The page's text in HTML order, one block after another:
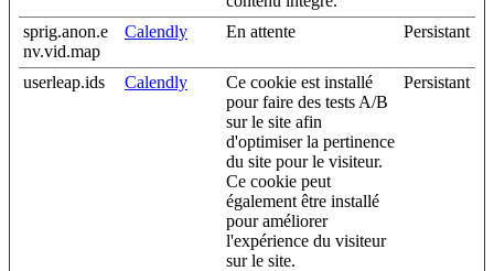
sprig.anon.e
nv.vid.map
Calendly En attente Persistant
userleap.ids Calendly
Ce cookie est installé
pour faire des tests A/B
sur le site afin
d'optimiser la pertinence
du site pour le visiteur.
Ce cookie peut
également être installé
pour améliorer
l'expérience du visiteur
sur le site.
Persistant